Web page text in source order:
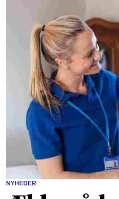
NYHEDER